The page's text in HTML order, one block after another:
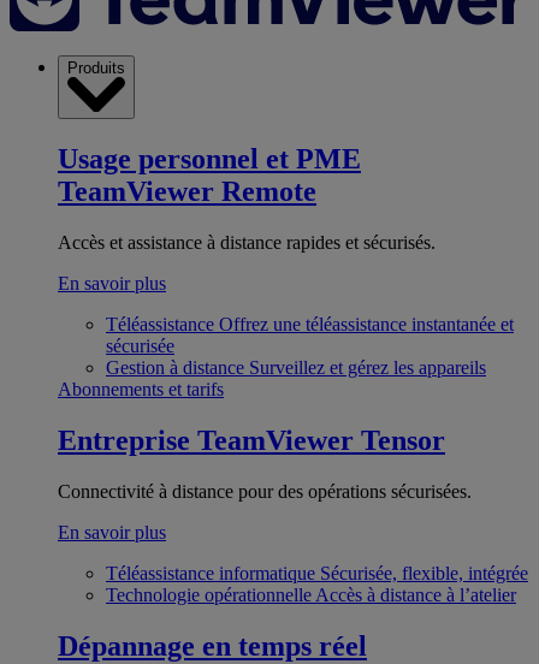
Produits
Usage personnel et PME
TeamViewer Remote
Accès et assistance à distance rapides et sécurisés.
En savoir plus
Téléassistance Offrez une téléassistance instantanée et
sécurisée
Gestion à distance Surveillez et gérez les appareils
Abonnements et tarifs
Entreprise TeamViewer Tensor
Connectivité à distance pour des opérations sécurisées.
En savoir plus
Téléassistance informatique Sécurisée, flexible, intégrée
Technologie opérationnelle Accès à distance à l’atelier
Dépannage en temps réel